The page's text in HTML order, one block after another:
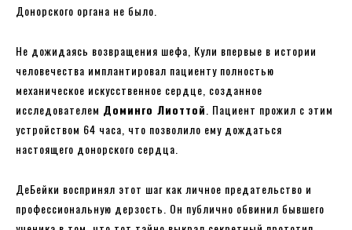
Донорского органа не было.
Не дожидаясь возвращения шефа, Кули впервые в истории
человечества имплантировал пациенту полностью
механическое искусственное сердце, созданное
исследователем Доминго Лиоттой . Пациент прожил с этим
устройством 64 часа, что позволило ему дождаться
настоящего донорского сердца.
ДеБейки воспринял этот шаг как личное предательство и
профессиональную дерзость. Он публично обвинил бывшего